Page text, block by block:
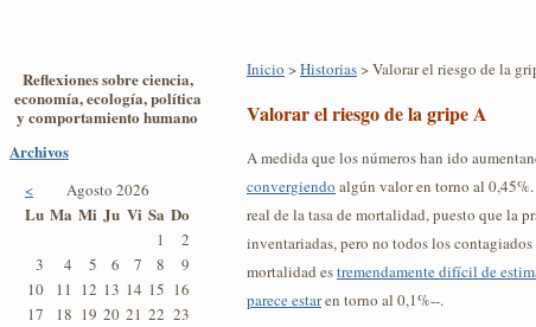
Reflexiones sobre ciencia,
economía, ecología, política
y comportamiento humano
Archivos
< Agosto 2026
Lu Ma Mi Ju Vi Sa Do
1
2
3
4 5 6 7 8
9
10
11 12 13 14 15 16
17
18 19 20 21 22 23
Inicio >Historias> Valorar el riesgo de la
Valorar el riesgo de la gripe A
A medida que los números han ido
convergiendo algún valor en torno al
real de la tasa de mortalidad, puesto que la
inventariadas, pero no todos los
mortalidad estremendamente difícil de
parece estaren torno al 0,1%--.